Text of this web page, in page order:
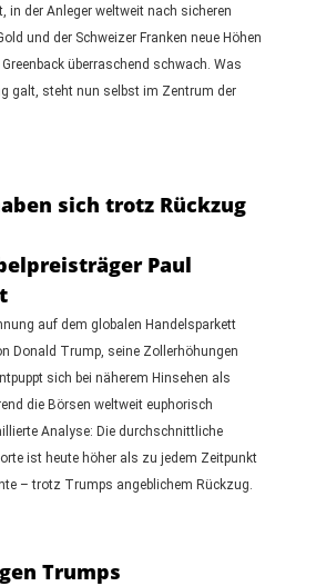
in der Anleger weltweit nach sicheren
und der Schweizer Franken neue Höhen
überraschend schwach. Was
galt, steht nun selbst im Zentrum der
sich trotz Rückzug
Paul
auf dem globalen Handelsparkett
Donald Trump, seine Zollerhöhungen
sich bei näherem Hinsehen als
die Börsen weltweit euphorisch
Analyse: Die durchschnittliche
ist heute höher als zu jedem Zeitpunkt
– trotz Trumps angeblichem Rückzug.
Trumps